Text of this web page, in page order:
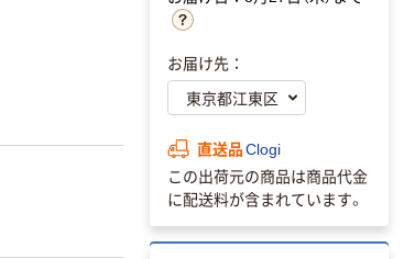
お届け先：
直送品Clogi
この出荷元の商品は商品代金
に配送料が含まれています。